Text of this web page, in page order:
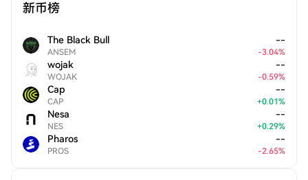
新币榜
The Black Bull
ANSEM
--
-3.04%
wojak
WOJAK
--
-0.59%
Cap
CAP
--
+0.01%
Nesa
NES
--
+0.29%
Pharos
PROS
--
-2.65%